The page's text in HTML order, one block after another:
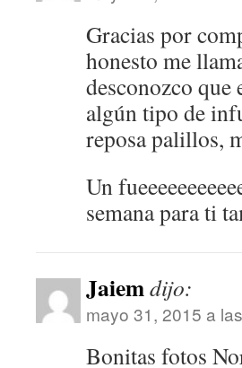
Gracias por
honesto me
desconozco que
algún tipo de
reposa palillos,
Un
semana para ti
Jaiemdijo:
mayo 31, 2015 a
Bonitas fotos